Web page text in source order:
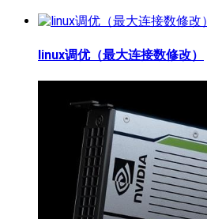
linux调优（最大连接数修改）